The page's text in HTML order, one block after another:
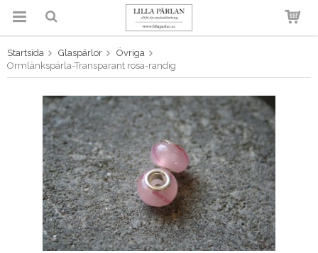
Produkten har blivit tillagd i
varukorgen
Startsida Glaspärlor
Övriga
Ormlänkspärla-Transparant rosa-randig